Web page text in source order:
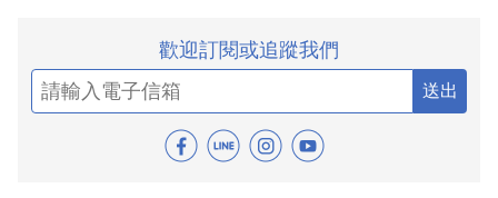
歡迎訂閱或追蹤我們
送出